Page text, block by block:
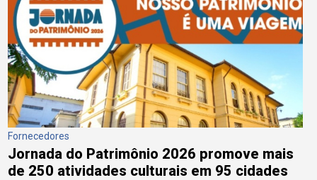
Fornecedores
Jornada do Patrimônio 2026 promove mais
de 250 atividades culturais em 95 cidades